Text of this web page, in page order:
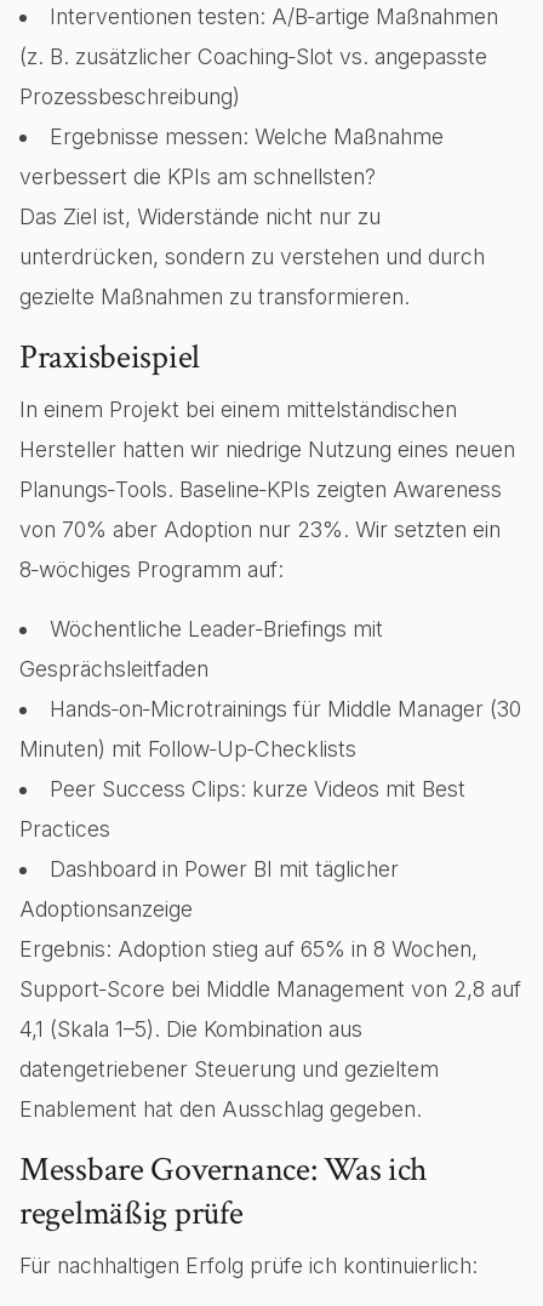
Interventionen testen: A/B‑artige Maßnahmen
(z. B. zusätzlicher Coaching‑Slot vs. angepasste
Prozessbeschreibung)
Ergebnisse messen: Welche Maßnahme
verbessert die KPIs am schnellsten?
Das Ziel ist, Widerstände nicht nur zu
unterdrücken, sondern zu verstehen und durch
gezielte Maßnahmen zu transformieren.
Praxisbeispiel
In einem Projekt bei einem mittelständischen
Hersteller hatten wir niedrige Nutzung eines neuen
Planungs‑Tools. Baseline‑KPIs zeigten Awareness
von 70% aber Adoption nur 23%. Wir setzten ein
8‑wöchiges Programm auf:
Wöchentliche Leader‑Briefings mit
Gesprächsleitfaden
Hands‑on‑Microtrainings für Middle Manager (30
Minuten) mit Follow‑Up‑Checklists
Peer Success Clips: kurze Videos mit Best
Practices
Dashboard in Power BI mit täglicher
Adoptionsanzeige
Ergebnis: Adoption stieg auf 65% in 8 Wochen,
Support‑Score bei Middle Management von 2,8 auf
4,1 (Skala 1–5). Die Kombination aus
datengetriebener Steuerung und gezieltem
Enablement hat den Ausschlag gegeben.
Messbare Governance: Was ich
regelmäßig prüfe
Für nachhaltigen Erfolg prüfe ich kontinuierlich: